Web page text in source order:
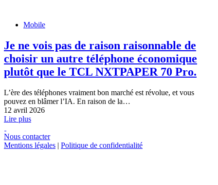
Mobile
Je ne vois pas de raison raisonnable de
choisir un autre téléphone économique
plutôt que le TCL NXTPAPER 70 Pro.
L’ère des téléphones vraiment bon marché est révolue, et vous
pouvez en blâmer l’IA. En raison de la…
12 avril 2026
Lire plus
Nous contacter
Mentions légales | Politique de confidentialité